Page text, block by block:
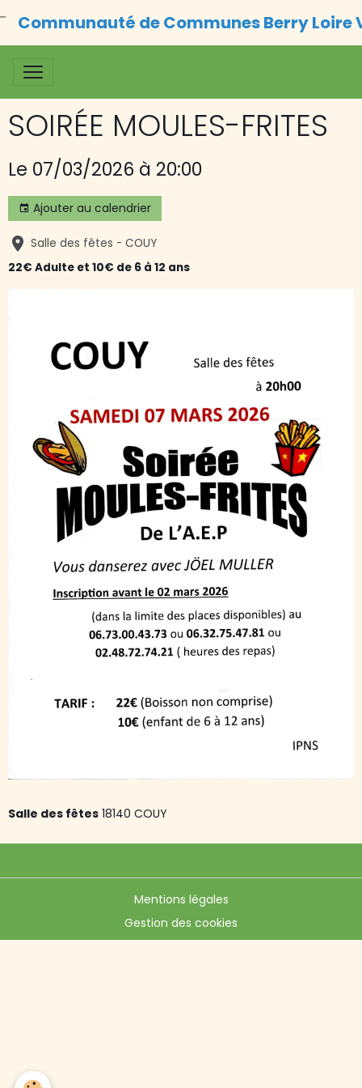
Communauté de Communes Berry Loire
SOIRÉE MOULES-FRITES
Le 07/03/2026 à 20:00
Ajouter au calendrier
Salle des fêtes - COUY
22€ Adulte et 10€ de 6 à 12 ans
Salle des fêtes 18140 COUY
Mentions légales
Gestion des cookies